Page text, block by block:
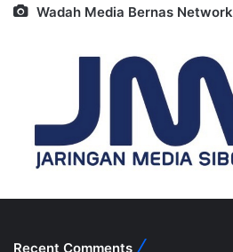
Wadah Media Bernas Network
Recent Comments